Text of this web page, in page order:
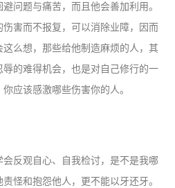
问题与痛苦，而且他会善加利用。
害而不报复，可以消除业障，因而
么想，那些给他制造麻烦的人，其
的难得机会，也是对自己修行的一
应该感激哪些伤害你的人。
反观自心、自我检讨，是不是我哪
怪和抱怨他人，更不能以牙还牙。